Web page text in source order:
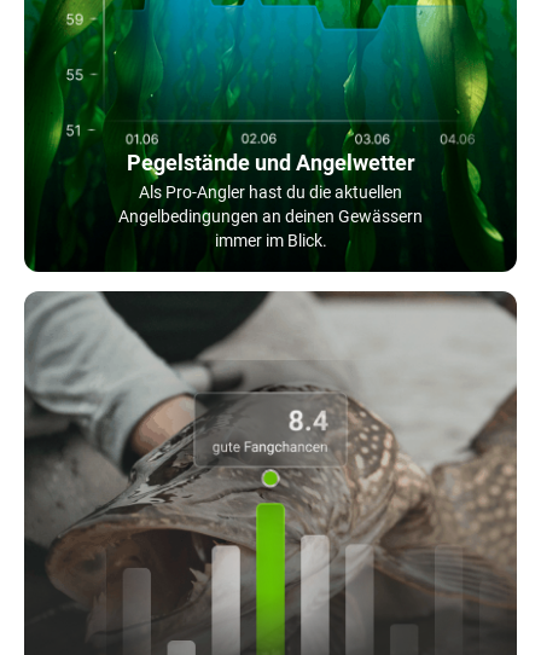
Pegelstände und Angelwetter
Als Pro-Angler hast du die aktuellen
Angelbedingungen an deinen Gewässern
immer im Blick.